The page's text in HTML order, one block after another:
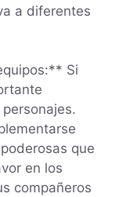
a diferentes
Si
que
en los
compañeros